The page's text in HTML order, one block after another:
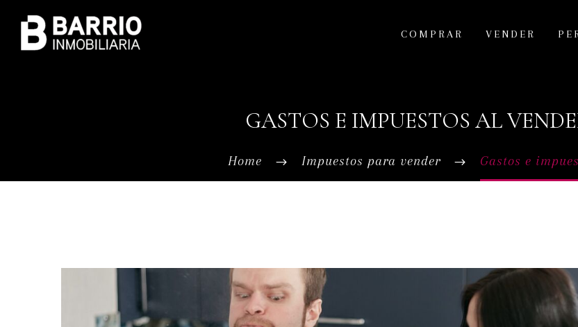
COMPRAR VENDER
GASTOS E IMPUESTOS AL
Home Impuestos para vender Gastos e